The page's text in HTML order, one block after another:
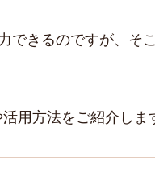
できるのですが、そ
用方法をご紹介しま